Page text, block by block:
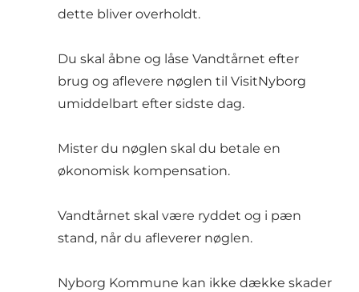
dette bliver overholdt.
Du skal åbne og låse Vandtårnet efter
brug og aflevere nøglen til VisitNyborg
umiddelbart efter sidste dag.
Mister du nøglen skal du betale en
økonomisk kompensation.
Vandtårnet skal være ryddet og i pæn
stand, når du afleverer nøglen.
Nyborg Kommune kan ikke dække skader